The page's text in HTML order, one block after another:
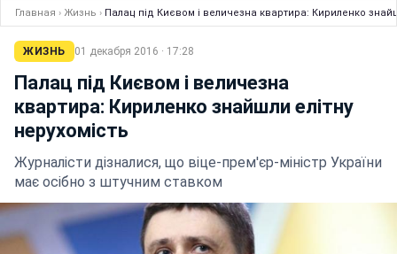
Главная › Жизнь › Палац під Києвом і величезна квартира: Кириленко
ЖИЗНЬ 01 декабря 2016 · 17:28
Палац під Києвом і величезна
квартира: Кириленко знайшли елітну
нерухомість
Журналісти дізналися, що віце-прем'єр-міністр України
має осібно з штучним ставком